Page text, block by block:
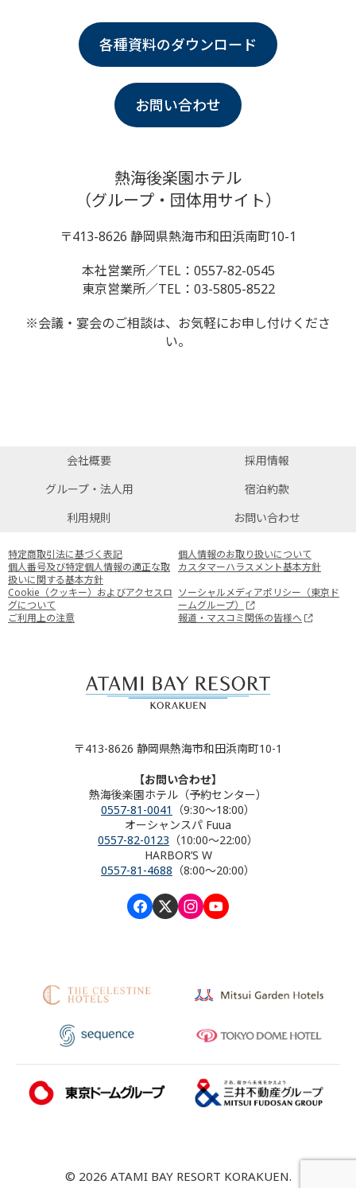
各種資料のダウンロード
お問い合わせ
熱海後楽園ホテル
（グループ・団体用サイト）
〒413-8626 静岡県熱海市和田浜南町10-1
本社営業所／TEL：0557-82-0545
東京営業所／TEL：03-5805-8522
※会議・宴会のご相談は、お気軽にお申し付けくださ
い。
会社概要
採用情報
グループ・法人用
宿泊約款
利用規則
お問い合わせ
特定商取引法に基づく表記
個人情報のお取り扱いについて
個人番号及び特定個人情報の適正な取
扱いに関する基本方針
カスタマーハラスメント基本方針
Cookie（クッキー）およびアクセスロ
グについて
ソーシャルメディアポリシー（東京ド
ームグループ）
ご利用上の注意
報道・マスコミ関係の皆様へ
〒413-8626 静岡県熱海市和田浜南町10-1
【お問い合わせ】
熱海後楽園ホテル（予約センター）
0557-81-0041
（9:30～18:00）
オーシャンスパ Fuua
0557-82-0123 （10:00～22:00）
HARBOR’S W
0557-81-4688 （8:00～20:00）
© 2026 ATAMI BAY RESORT KORAKUEN.